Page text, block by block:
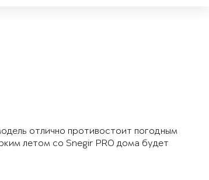
отлично противостоит погодным
летом со Snegir PRO дома будет